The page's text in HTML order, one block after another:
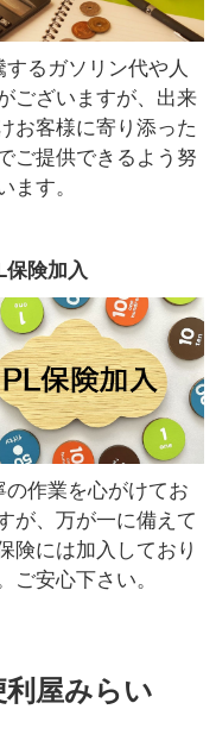
するガソリン代や人
ございますが、出来
お客様に寄り添った
ご提供できるよう努
ます。
保険加入
の作業を心がけてお
が、万が一に備えて
険には加入しており
ご安心下さい。
利屋みらい